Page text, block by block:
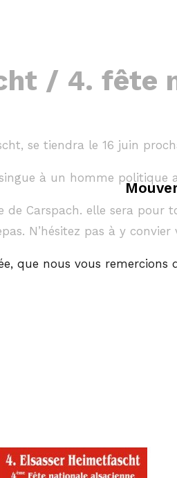
/ 4. fête
se tiendra le 16 juin
à un homme politique
de Carspach. elle sera
N’hésitez pas à y
que nous vous remercions